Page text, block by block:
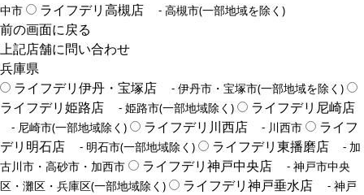
中市
ライフデリ高槻店 - 高槻市(一部地域を除く)
前の画面に戻る
上記店舗に問い合わせ
兵庫県
ライフデリ伊丹・宝塚店
- 伊丹市・宝塚市(一部地域を除く)
ライフデリ姫路店 - 姫路市(一部地域除く) ライフデリ尼崎店
- 尼崎市(一部地域除く) ライフデリ川西店 - 川西市
ライフ
デリ明石店
- 明石市(一部地域除く) ライフデリ東播磨店
- 加
古川市・高砂市・加西市
ライフデリ神戸中央店
- 神戸市中央
区・灘区・兵庫区(一部地域除く)
ライフデリ神戸垂水店
- 神戸